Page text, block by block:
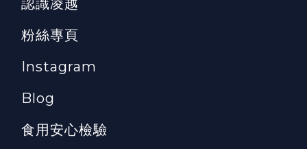
認識凌越
粉絲專頁
Instagram
Blog
食用安心檢驗